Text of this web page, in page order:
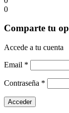
0
Comparte tu
Accede a tu cuenta
Email *
Contraseña *